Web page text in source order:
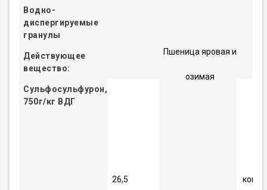
Водно-
диспергируемые
гранулы
Действующее
вещество:
Сульфосульфурон,
750г/кг ВДГ
Пшеница яровая и
озимая
26,5